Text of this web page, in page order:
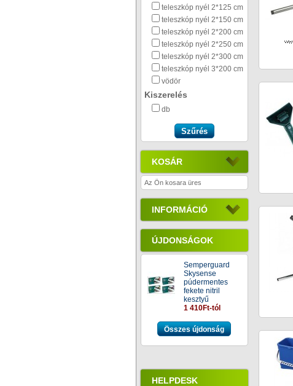
teleszkóp nyél 2*125 cm
teleszkóp nyél 2*150 cm
teleszkóp nyél 2*200 cm
teleszkóp nyél 2*250 cm
teleszkóp nyél 2*300 cm
teleszkóp nyél 3*200 cm
vödör
Kiszerelés
db
KOSÁR
Az Ön kosara üres
INFORMÁCIÓ
ÚJDONSÁGOK
Semperguard
Skysense
púdermentes
fekete nitril
kesztyű
1 410Ft-tól
Összes újdonság
HELPDESK